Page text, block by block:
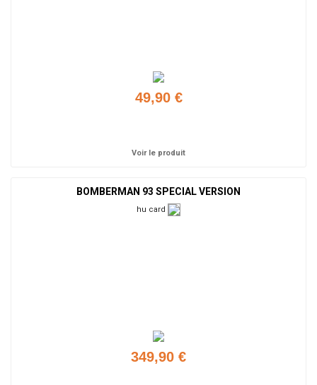
49,90 €
Voir le produit
BOMBERMAN 93 SPECIAL VERSION
hu card
349,90 €